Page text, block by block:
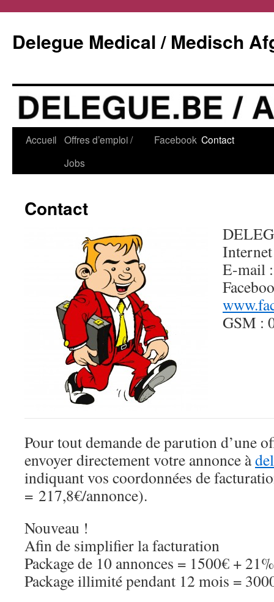
Delegue Medical / Medisch
Accueil Offres d’emploi /
Jobs
Facebook Contact
Contact
E-mail
GSM :
Pour tout demande de parution d’une
envoyer directement votre annonce à
indiquant vos coordonnées de
= 217,8€/annonce).
Nouveau !
Afin de simplifier la facturation
Package de 10 annonces = 1500€ +
Package illimité pendant 12 mois =